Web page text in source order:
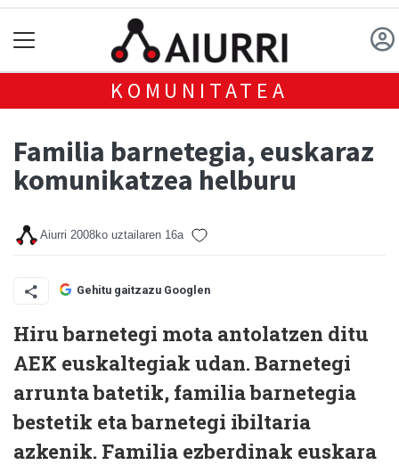
KOMUNITATEA
Familia barnetegia, euskaraz
komunikatzea helburu
Aiurri 2008ko uztailaren 16a
Gehitu gaitzazu Googlen
Hiru barnetegi mota antolatzen ditu
AEK euskaltegiak udan. Barnetegi
arrunta batetik, familia barnetegia
bestetik eta barnetegi ibiltaria
azkenik. Familia ezberdinak euskara